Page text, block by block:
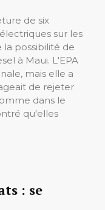
de six
sur les
la possibilité de
à Maui. L'EPA
mais elle a
de rejeter
dans le
qu'elles
: se